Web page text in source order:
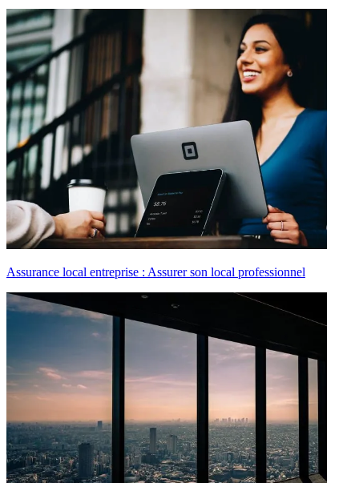
Assurance local entreprise : Assurer son local professionnel